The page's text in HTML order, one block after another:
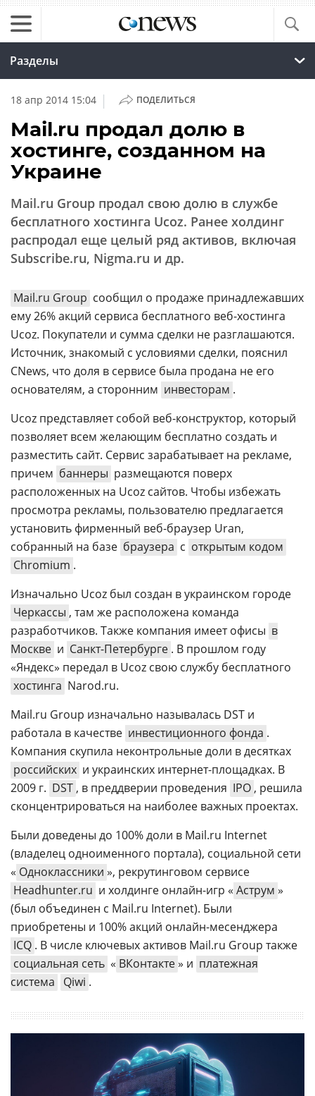
Разделы
18 апр 2014 15:04 | ПОДЕЛИТЬСЯ
Mail.ru продал долю в
хостинге, созданном на
Украине
Mail.ru Group продал свою долю в службе
бесплатного хостинга Ucoz. Ранее холдинг
распродал еще целый ряд активов, включая
Subscribe.ru, Nigma.ru и др.
Mail.ru Group сообщил о продаже принадлежавших
ему 26% акций сервиса бесплатного веб-хостинга
Ucoz. Покупатели и сумма сделки не разглашаются.
Источник, знакомый с условиями сделки, пояснил
CNews, что доля в сервисе была продана не его
основателям, а сторонним инвесторам .
Ucoz представляет собой веб-конструктор, который
позволяет всем желающим бесплатно создать и
разместить сайт. Сервис зарабатывает на рекламе,
причем баннеры размещаются поверх
расположенных на Ucoz сайтов. Чтобы избежать
просмотра рекламы, пользователю предлагается
установить фирменный веб-браузер Uran,
собранный на базе браузера с открытым кодом
Chromium .
Изначально Ucoz был создан в украинском городе
Черкассы , там же расположена команда
разработчиков. Также компания имеет офисы в
Москве и Санкт-Петербурге . В прошлом году
«Яндекс» передал в Ucoz свою службу бесплатного
хостинга Narod.ru.
Mail.ru Group изначально называлась DST и
работала в качестве инвестиционного фонда .
Компания скупила неконтрольные доли в десятках
российских и украинских интернет-площадках. В
2009 г. DST , в преддверии проведения IPO , решила
сконцентрироваться на наиболее важных проектах.
Были доведены до 100% доли в Mail.ru Internet
(владелец одноименного портала), социальной сети
« Одноклассники », рекрутинговом сервисе
Headhunter.ru и холдинге онлайн-игр « Аструм »
(был объединен с Mail.ru Internet). Были
приобретены и 100% акций онлайн-месенджера
ICQ . В числе ключевых активов Mail.ru Group также
социальная сеть « ВКонтакте» и платежная
система
Qiwi .